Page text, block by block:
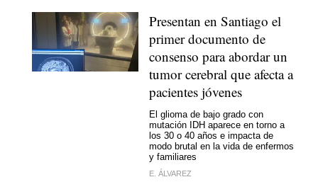
Presentan en Santiago el
primer documento de
consenso para abordar un
tumor cerebral que afecta a
pacientes jóvenes
El glioma de bajo grado con
mutación IDH aparece en torno a
los 30 o 40 años e impacta de
modo brutal en la vida de enfermos
y familiares
E. ÁLVAREZ